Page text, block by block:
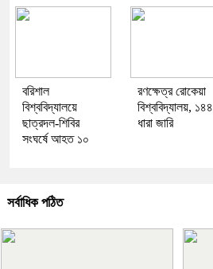
বরিশাল
বিশ্ববিদ্যালয়ে
ছাত্রদল-শিবির
সংঘর্ষে আহত ১০
রণক্ষেত্র রোকেয়া
বিশ্ববিদ্যালয়, ১৪৪
ধারা জারি
সর্বাধিক পঠিত